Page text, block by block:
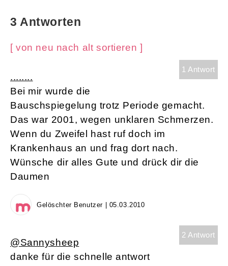
3 Antworten
[ von neu nach alt sortieren ]
1 Antwort
........
Bei mir wurde die
Bauschspiegelung trotz Periode gemacht.
Das war 2001, wegen unklaren Schmerzen.
Wenn du Zweifel hast ruf doch im
Krankenhaus an und frag dort nach.
Wünsche dir alles Gute und drück dir die
Daumen
Gelöschter Benutzer | 05.03.2010
2 Antwort
@Sannysheep
danke für die schnelle antwort